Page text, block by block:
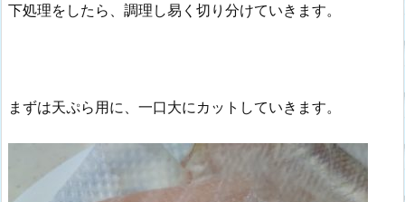
下処理をしたら、調理し易く切り分けていきます。
まずは天ぷら用に、一口大にカットしていきます。